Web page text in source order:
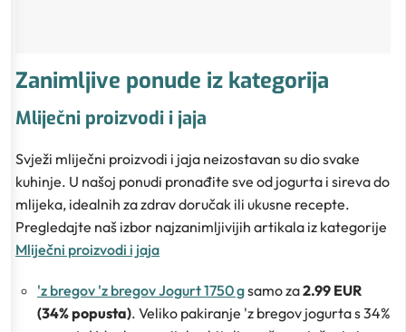
Zanimljive ponude iz kategorija
Mliječni proizvodi i jaja
Svježi mliječni proizvodi i jaja neizostavan su dio svake
kuhinje. U našoj ponudi pronađite sve od jogurta i sireva do
mlijeka, idealnih za zdrav doručak ili ukusne recepte.
Pregledajte naš izbor najzanimljivijih artikala iz kategorije
Mliječni proizvodi i jaja
'z bregov 'z bregov Jogurt 1750 gsamo za2.99 EUR
(34% popusta). Veliko pakiranje 'z bregov jogurta s 34%